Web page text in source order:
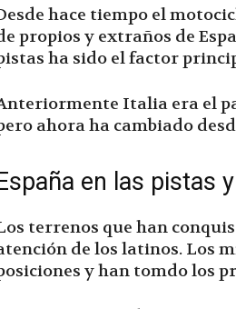
hace tiempo el
propios y extraños de
ha sido el factor
Italia era el
ahora ha cambiado
en las pistas
terrenos que han
de los latinos. Los
y han tomdo los